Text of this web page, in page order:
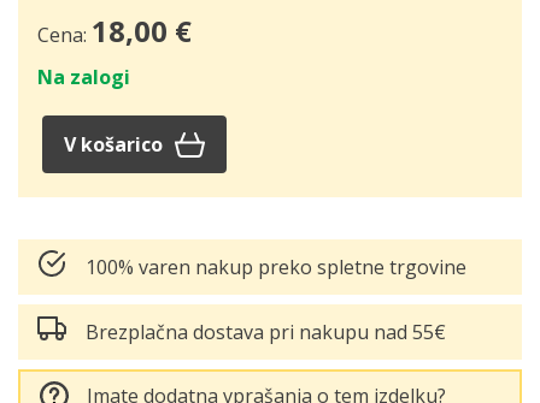
Cena: 18,00 €
Na zalogi
V košarico
100% varen nakup preko spletne trgovine
Brezplačna dostava pri nakupu nad 55€
Imate dodatna vprašanja o tem izdelku?